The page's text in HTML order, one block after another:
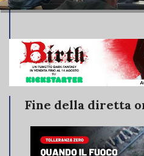
Fine della diretta